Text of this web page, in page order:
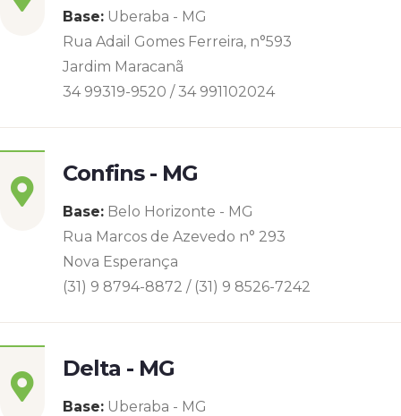
Base: Uberaba - MG
Rua Adail Gomes Ferreira, n°593
Jardim Maracanã
34 99319-9520 / 34 991102024
Confins - MG
Base: Belo Horizonte - MG
Rua Marcos de Azevedo n° 293
Nova Esperança
(31) 9 8794-8872 / (31) 9 8526-7242
Delta - MG
Base: Uberaba - MG